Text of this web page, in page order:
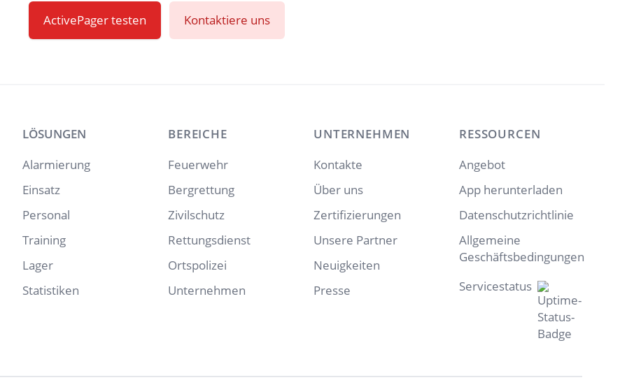
ActivePager testen Kontaktiere uns
LÖSUNGEN
Alarmierung
Einsatz
Personal
Training
Lager
Statistiken
BEREICHE
Feuerwehr
Bergrettung
Zivilschutz
Rettungsdienst
Ortspolizei
Unternehmen
UNTERNEHMEN
Kontakte
Über uns
Zertifizierungen
Unsere Partner
Neuigkeiten
Presse
RESSOURCEN
Angebot
App herunterladen
Datenschutzrichtlinie
Allgemeine
Geschäftsbedingungen
Servicestatus